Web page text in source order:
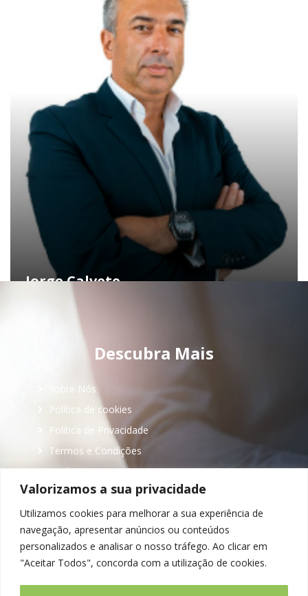
Valorizamos a sua privacidade
Utilizamos cookies para melhorar a sua experiência de
navegação, apresentar anúncios ou conteúdos
personalizados e analisar o nosso tráfego. Ao clicar em
"Aceitar Todos", concorda com a utilização de cookies.
Jorge Calvete
Partner (Lisboa)
Descubra Mais
Sobre Nós
Política de cookies
Política de Privacidade
Termos e Condições
Notícias
Contactos
Entrar Em Contacto